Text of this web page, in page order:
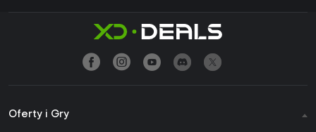
Oferty i Gry